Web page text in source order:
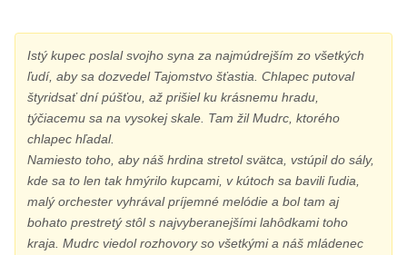
Istý kupec poslal svojho syna za najmúdrejším zo všetkých
ľudí, aby sa dozvedel Tajomstvo šťastia. Chlapec putoval
štyridsať dní púšťou, až prišiel ku krásnemu hradu,
týčiacemu sa na vysokej skale. Tam žil Mudrc, ktorého
chlapec hľadal.
Namiesto toho, aby náš hrdina stretol svätca, vstúpil do sály,
kde sa to len tak hmýrilo kupcami, v kútoch sa bavili ľudia,
malý orchester vyhrával príjemné melódie a bol tam aj
bohato prestretý stôl s najvyberanejšími lahôdkami toho
kraja. Mudrc viedol rozhovory so všetkými a náš mládenec